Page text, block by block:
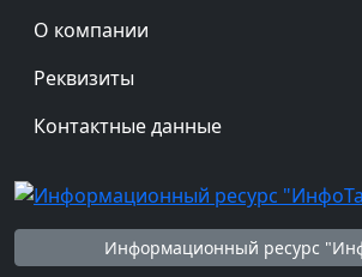
О компании
Реквизиты
Контактные данные
Информационный ресурс